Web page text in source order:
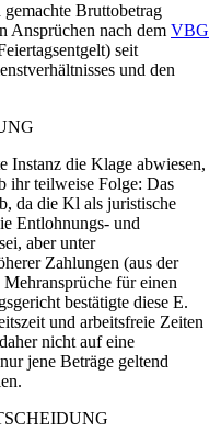
Bruttobetrag
Ansprüchen nach dem VBG
seit
und den
Instanz die Klage abwiesen,
ihr teilweise Folge: Das
da die Kl als juristische
Entlohnungs- und
aber unter
Zahlungen (aus der
für einen
bestätigte diese E.
und arbeitsfreie Zeiten
nicht auf eine
jene Beträge geltend